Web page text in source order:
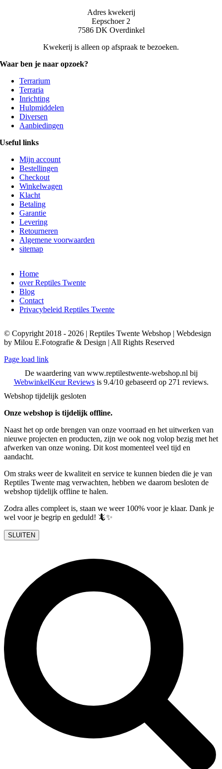
Adres kwekerij
Eepschoer 2
7586 DK Overdinkel
Kwekerij is alleen op afspraak te bezoeken.
Waar ben je naar opzoek?
Terrarium
Terraria
Inrichting
Hulpmiddelen
Diversen
Aanbiedingen
Useful links
Mijn account
Bestellingen
Checkout
Winkelwagen
Klacht
Betaling
Garantie
Levering
Retourneren
Algemene voorwaarden
sitemap
Home
over Reptiles Twente
Blog
Contact
Privacybeleid Reptiles Twente
© Copyright 2018 - 2026 | Reptiles Twente Webshop | Webdesign
by Milou E.Fotografie & Design | All Rights Reserved
Page load link
De waardering van www.reptilestwente-webshop.nl bij
WebwinkelKeur Reviewsis 9.4/10 gebaseerd op 271 reviews.
Webshop tijdelijk gesloten
Onze webshop is tijdelijk offline.
Naast het op orde brengen van onze voorraad en het uitwerken van
nieuwe projecten en producten, zijn we ook nog volop bezig met het
afwerken van onze woning. Dit kost momenteel veel tijd en
aandacht.
Om straks weer de kwaliteit en service te kunnen bieden die je van
Reptiles Twente mag verwachten, hebben we daarom besloten de
webshop tijdelijk offline te halen.
Zodra alles compleet is, staan we weer 100% voor je klaar. Dank je
wel voor je begrip en geduld! 🦎✨
SLUITEN